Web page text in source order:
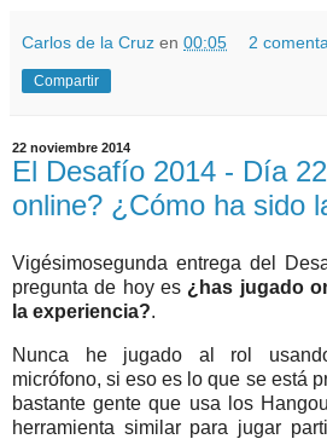
Carlos de la Cruz en 00:05 2
Compartir
22 noviembre 2014
El Desafío 2014 - Día
online? ¿Cómo ha sido
Vigésimosegunda entrega del
pregunta de hoy es ¿has jugado
la experiencia?.
Nunca he jugado al rol
micrófono, si eso es lo que se está
bastante gente que usa los
herramienta similar para jugar